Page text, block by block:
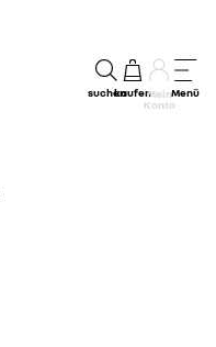
suchenkaufenMein
Konto
Menü